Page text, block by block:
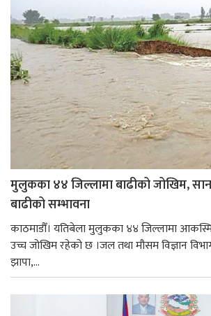
मुलुकका ४४ जिल्लामा बाढीको जोखिम,
बाढीको सम्भावना
काठमाडौँ। यतिबेला मुलुकका ४४ जिल्लामा
उच्च जोखिम रहेको छ ।जल तथा मौसम विज्ञान
झापा,...